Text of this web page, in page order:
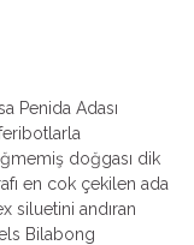
Penida Adası
doğgası dik
en cok çekilen ada
siluetini andıran
Bilabong